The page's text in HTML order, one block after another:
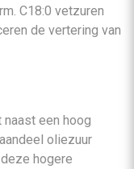
C18:0 vetzuren
de vertering van
een hoog
oliezuur
hogere